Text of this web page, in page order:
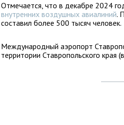
Отмечается, что в декабре 2024
внутренних воздушных авиалиний.
составил более 500 тысяч человек.
Международный аэропорт
территории Ставропольского